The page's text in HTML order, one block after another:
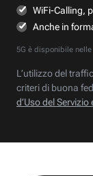
WiFi-Calling,
Anche in
5G è disponibile nelle
L’utilizzo del
criteri di buona
d’Uso del